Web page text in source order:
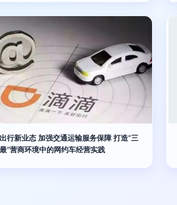
行新业态 加强交通运输服务保障 打造“三
”营商环境中的网约车经营实践